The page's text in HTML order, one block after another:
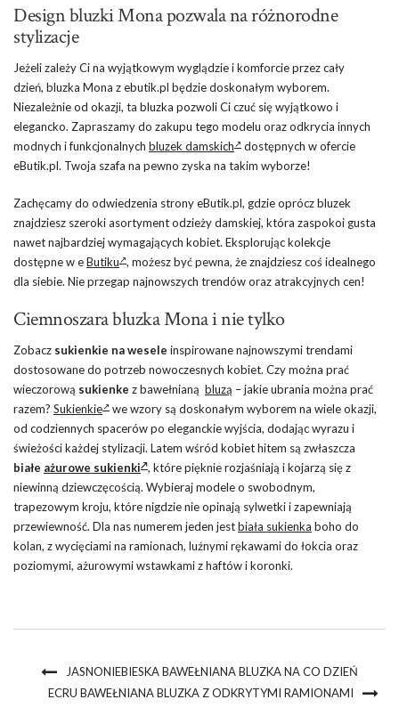
Design bluzki Mona pozwala na różnorodne
stylizacje
Jeżeli zależy Ci na wyjątkowym wyglądzie i komforcie przez cały
dzień, bluzka Mona z ebutik.pl będzie doskonałym wyborem.
Niezależnie od okazji, ta bluzka pozwoli Ci czuć się wyjątkowo i
elegancko. Zapraszamy do zakupu tego modelu oraz odkrycia innych
modnych i funkcjonalnych bluzek damskich
dostępnych w ofercie
eButik.pl. Twoja szafa na pewno zyska na takim wyborze!
Zachęcamy do odwiedzenia strony eButik.pl, gdzie oprócz bluzek
znajdziesz szeroki asortyment odzieży damskiej, która zaspokoi gusta
nawet najbardziej wymagających kobiet. Eksplorując kolekcje
dostępne w eButiku , możesz być pewna, że znajdziesz coś idealnego
dla siebie. Nie przegap najnowszych trendów oraz atrakcyjnych cen!
Ciemnoszara bluzka Mona i nie tylko
Zobacz sukienkie na wesele inspirowane najnowszymi trendami
dostosowane do potrzeb nowoczesnych kobiet. Czy można prać
wieczorową sukienke z bawełnianą bluzą – jakie ubrania można prać
razem? Sukienkie
we wzory są doskonałym wyborem na wiele okazji,
od codziennych spacerów po eleganckie wyjścia, dodając wyrazu i
świeżości każdej stylizacji. Latem wśród kobiet hitem są zwłaszcza
białe ażurowe sukienki , które pięknie rozjaśniają i kojarzą się z
niewinną dziewczęcością. Wybieraj modele o swobodnym,
trapezowym kroju, które nigdzie nie opinają sylwetki i zapewniają
przewiewność. Dla nas numerem jeden jestbiała sukienka boho do
kolan, z wycięciami na ramionach, luźnymi rękawami do łokcia oraz
poziomymi, ażurowymi wstawkami z haftów i koronki.
JASNONIEBIESKA BAWEŁNIANA BLUZKA NA CO DZIEŃ
ECRU BAWEŁNIANA BLUZKA Z ODKRYTYMI RAMIONAMI